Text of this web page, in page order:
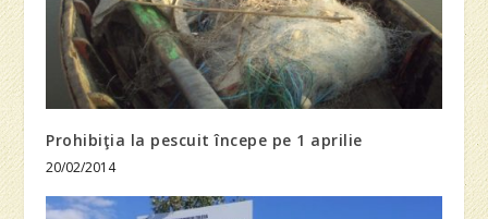
Prohibiţia la pescuit începe pe 1 aprilie
20/02/2014